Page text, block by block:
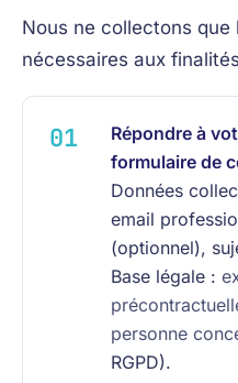
Nous ne collectons
nécessaires aux
Répondre à
formulaire de
Données
email
(optionnel),
Base légale :
personne
RGPD).